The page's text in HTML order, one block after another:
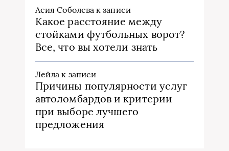
Асия Соболева к записи
Какое расстояние между
стойками футбольных ворот?
Все, что вы хотели знать
Лейла к записи
Причины популярности услуг
автоломбардов и критерии
при выборе лучшего
предложения